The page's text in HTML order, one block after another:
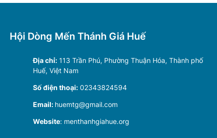
Hội Dòng Mến Thánh Giá Huế
Địa chỉ: 113 Trần Phú, Phường Thuận Hóa, Thành phố
Huế, Việt Nam
Số điện thoại: 02343824594
Email: huemtg@gmail.com
Website: menthanhgiahue.org